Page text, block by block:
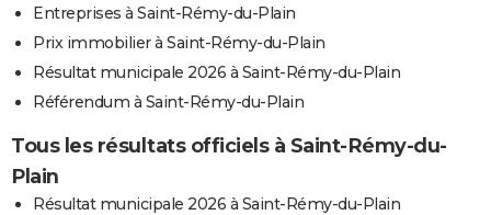
Entreprises à Saint-Rémy-du-Plain
Prix immobilier à Saint-Rémy-du-Plain
Résultat municipale 2026 à Saint-Rémy-du-Plain
Référendum à Saint-Rémy-du-Plain
Tous les résultats officiels à Saint-Rémy-du-
Plain
Résultat municipale 2026 à Saint-Rémy-du-Plain